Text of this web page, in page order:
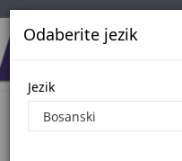
Odaberite jezik
Jezik
Pregled